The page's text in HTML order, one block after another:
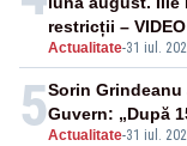
Actualitate-31 iul.
restricții – VIDEO
5Actualitate-31 iul.
Sorin
Guvern: „După